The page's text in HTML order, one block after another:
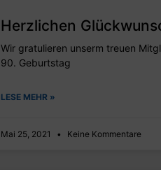
Herzlichen
Wir gratulieren unserm treuen
90. Geburtstag
LESE MEHR »
Mai 25, 2021 Keine Kommentare